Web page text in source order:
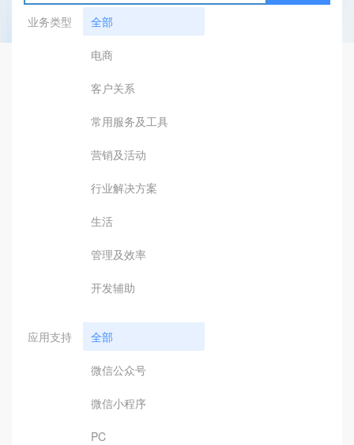
业务类型
全部
电商
客户关系
常用服务及工具
营销及活动
行业解决方案
生活
管理及效率
开发辅助
应用支持 全部
微信公众号
微信小程序
PC